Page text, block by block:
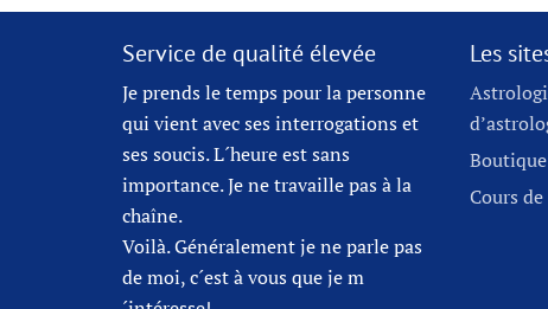
Service de qualité élevée
Je prends le temps pour la personne
qui vient avec ses interrogations et
ses soucis. L´heure est sans
importance. Je ne travaille pas à la
chaîne.
Voilà. Généralement je ne parle pas
de moi, c´est à vous que je m
Les
Cours